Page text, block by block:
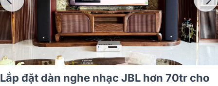
Lắp đặt dàn nghe nhạc JBL hơn 120tr cho